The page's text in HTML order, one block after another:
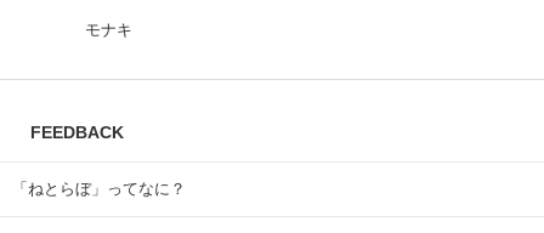
モナキ
FEEDBACK
「ねとらぼ」ってなに？